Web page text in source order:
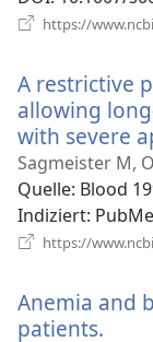
https://
A restrictive
allowing
with severe
Sagmeister M,
Quelle‎: Blood
Indiziert‎:
https://
Anemia and
patients.